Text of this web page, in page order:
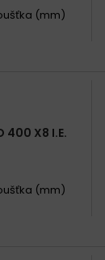
400 X EVO 2007 - 2011
(mm)
400 X8 I.E.
(mm)